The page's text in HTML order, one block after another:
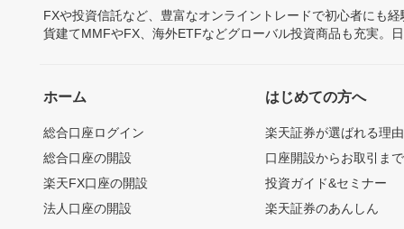
FXや投資信託など、豊富なオンライントレードで初心者にも
貨建てMMFやFX、海外ETFなどグローバル投資商品も充実。
ホーム
総合口座ログイン
総合口座の開設
楽天FX口座の開設
法人口座の開設
はじめての方へ
楽天証券が選ばれる理由
口座開設からお取引ま
投資ガイド&セミナー
楽天証券のあんしん